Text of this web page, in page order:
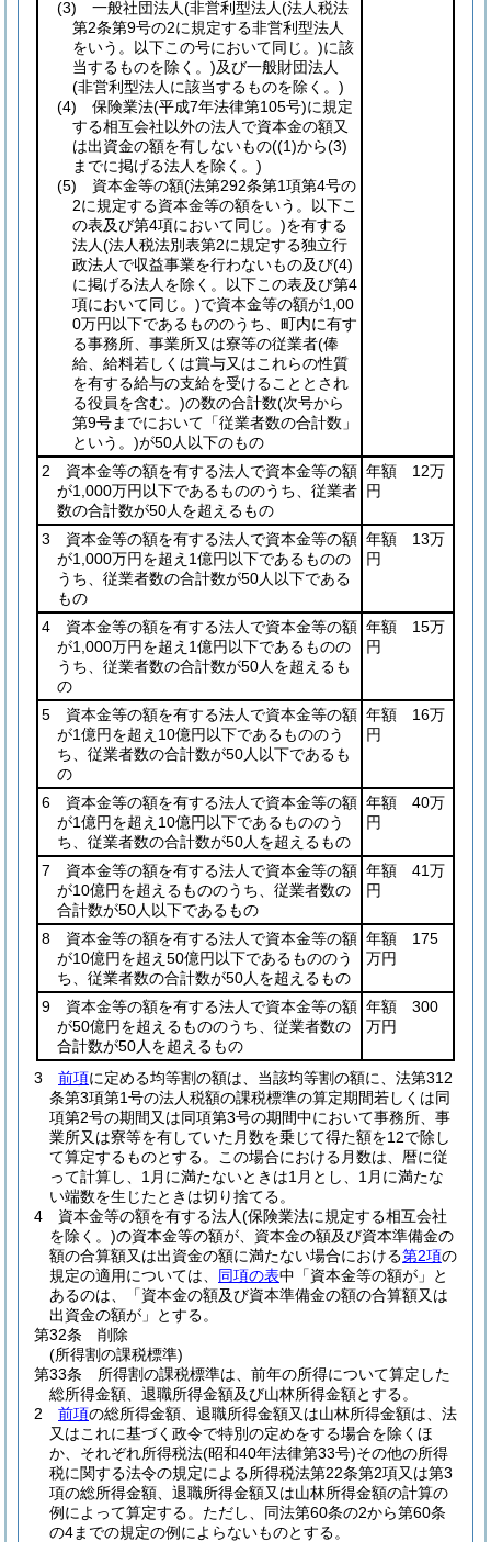
(3) 一般社団法人(非営利型法人(法人税法
第2条第9号の2に規定する非営利型法人
をいう。以下この号において同じ。)に該
当するものを除く。)及び一般財団法人
(非営利型法人に該当するものを除く。)
(4) 保険業法(平成7年法律第105号)に規定
する相互会社以外の法人で資本金の額又
は出資金の額を有しないもの((1)から(3)
までに掲げる法人を除く。)
(5) 資本金等の額(法第292条第1項第4号の
2に規定する資本金等の額をいう。以下こ
の表及び第4項において同じ。)を有する
法人(法人税法別表第2に規定する独立行
政法人で収益事業を行わないもの及び(4)
に掲げる法人を除く。以下この表及び第4
項において同じ。)で資本金等の額が1,00
0万円以下であるもののうち、町内に有す
る事務所、事業所又は寮等の従業者(俸
給、給料若しくは賞与又はこれらの性質
を有する給与の支給を受けることとされ
る役員を含む。)の数の合計数(次号から
第9号までにおいて「従業者数の合計数」
という。)が50人以下のもの
2 資本金等の額を有する法人で資本金等の額
が1,000万円以下であるもののうち、従業者
数の合計数が50人を超えるもの
年額 12万
円
3 資本金等の額を有する法人で資本金等の額
が1,000万円を超え1億円以下であるものの
うち、従業者数の合計数が50人以下である
もの
年額 13万
円
4 資本金等の額を有する法人で資本金等の額
が1,000万円を超え1億円以下であるものの
うち、従業者数の合計数が50人を超えるも
の
年額 15万
円
5 資本金等の額を有する法人で資本金等の額
が1億円を超え10億円以下であるもののう
ち、従業者数の合計数が50人以下であるも
の
年額 16万
円
6 資本金等の額を有する法人で資本金等の額
が1億円を超え10億円以下であるもののう
ち、従業者数の合計数が50人を超えるもの
年額 40万
円
7 資本金等の額を有する法人で資本金等の額
が10億円を超えるもののうち、従業者数の
合計数が50人以下であるもの
年額 41万
円
8 資本金等の額を有する法人で資本金等の額
が10億円を超え50億円以下であるもののう
ち、従業者数の合計数が50人を超えるもの
年額 175
万円
9 資本金等の額を有する法人で資本金等の額
が50億円を超えるもののうち、従業者数の
合計数が50人を超えるもの
年額 300
万円
3 前項に定める均等割の額は、当該均等割の額に、法第312
条第3項第1号の法人税額の課税標準の算定期間若しくは同
項第2号の期間又は同項第3号の期間中において事務所、事
業所又は寮等を有していた月数を乗じて得た額を12で除し
て算定するものとする。
この場合における月数は、暦に従
って計算し、1月に満たないときは1月とし、1月に満たな
い端数を生じたときは切り捨てる。
4
資本金等の額を有する法人(保険業法に規定する相互会社
を除く。)の資本金等の額が、資本金の額及び資本準備金の
額の合算額又は出資金の額に満たない場合における第2項の
規定の適用については、 同項の表中「資本金等の額が」と
あるのは、「資本金の額及び資本準備金の額の合算額又は
出資金の額が」とする。
第32条
削除
(所得割の課税標準)
第33条
所得割の課税標準は、前年の所得について算定した
総所得金額、退職所得金額及び山林所得金額とする。
2
前項の総所得金額、退職所得金額又は山林所得金額は、法
又はこれに基づく政令で特別の定めをする場合を除くほ
か、それぞれ所得税法(昭和40年法律第33号)その他の所得
税に関する法令の規定による所得税法第22条第2項又は第3
項の総所得金額、退職所得金額又は山林所得金額の計算の
例によって算定する。 ただし、同法第60条の2から第60条
の4までの規定の例によらないものとする。